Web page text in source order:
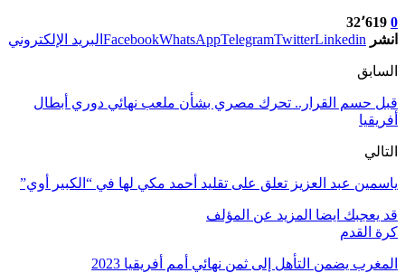
0 32٬619
انشر
FacebookWhatsAppTelegramTwitterLinkedin البريد الإلكتروني
السابق
قبل حسم القرار.. تحرك مصري بشأن ملعب نهائي دوري أبطال
أفريقيا
التالي
ياسمين عبد العزيز تعلق على تقليد أحمد مكي لها في “الكبير أوي”
قد يعجبك ايضا المزيد عن المؤلف
كرة القدم
المغرب يضمن التأهل إلى ثمن نهائي أمم أفريقيا 2023